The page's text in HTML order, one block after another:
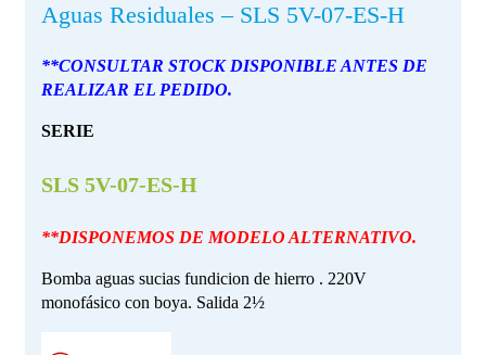
Aguas Residuales – SLS 5V-07-ES-H
**CONSULTAR STOCK DISPONIBLE ANTES DE
REALIZAR EL PEDIDO.
SERIE
SLS 5V-07-ES-H
**DISPONEMOS DE MODELO ALTERNATIVO.
Bomba aguas sucias fundicion de hierro . 220V
monofásico con boya. Salida 2½